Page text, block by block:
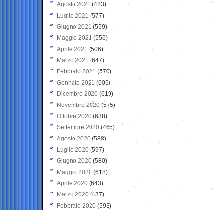
Agosto 2021 (423)
Luglio 2021 (577)
Giugno 2021(559)
Maggio 2021 (556)
Aprile 2021 (506)
Marzo 2021 (647)
Febbraio 2021 (570)
Gennaio 2021 (605)
Dicembre 2020 (619)
Novembre 2020 (575)
Ottobre 2020 (638)
Settembre 2020(465)
Agosto 2020 (588)
Luglio 2020 (597)
Giugno 2020 (580)
Maggio 2020 (618)
Aprile 2020 (643)
Marzo 2020 (437)
Febbraio 2020 (593)